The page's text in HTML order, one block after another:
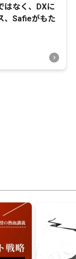
はなく、DXに
、Safieがもた